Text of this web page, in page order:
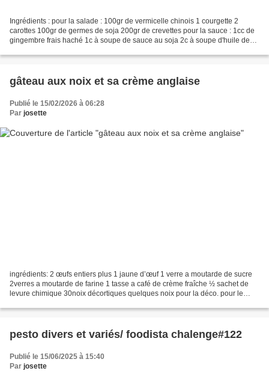
Ingrédients : pour la salade : 100gr de vermicelle chinois 1 courgette 2
carottes 100gr de germes de soja 200gr de crevettes pour la sauce : 1cc de
gingembre frais haché 1c à soupe de sauce au soja 2c à soupe d'huile de
gâteau aux noix et sa crème anglaise
Publié le 15/02/2026 à 06:28
Par josette
ingrédients: 2 œufs entiers plus 1 jaune d’œuf 1 verre a moutarde de sucre
2verres a moutarde de farine 1 tasse a café de crème fraîche ½ sachet de
levure chimique 30noix décortiques quelques noix pour la déco. pour le
pesto divers et variés/ foodista chalenge#122
Publié le 15/06/2025 à 15:40
Par josette